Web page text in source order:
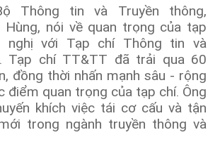
Thông tin và Truyền thông,
Hùng, nói về quan trọng của tạp
nghị với Tạp chí Thông tin và
Tạp chí TT&TT đã trải qua 60
đồng thời nhấn mạnh sâu - rộng
điểm quan trọng của tạp chí. Ông
khích việc tái cơ cấu và tận
trong ngành truyền thông và